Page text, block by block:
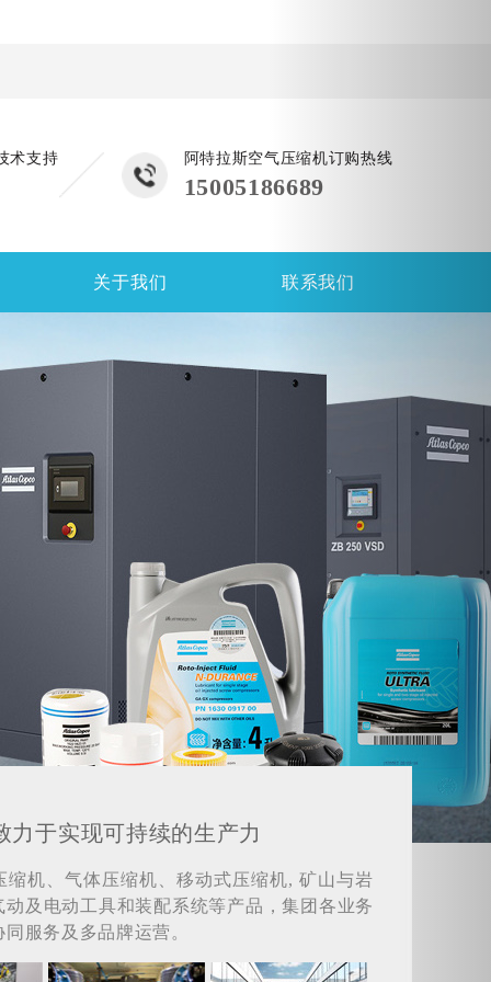
术支持 阿特拉斯空气压缩机订购热线
15005186689
关于我们 联系我们
力于实现可持续的生产力
缩机、气体压缩机、移动式压缩机, 矿山与岩
动及电动工具和装配系统等产品，集团各业务
服务及多品牌运营。